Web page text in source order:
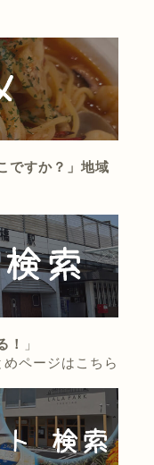
ですか？」地域
！
」
ページはこちら